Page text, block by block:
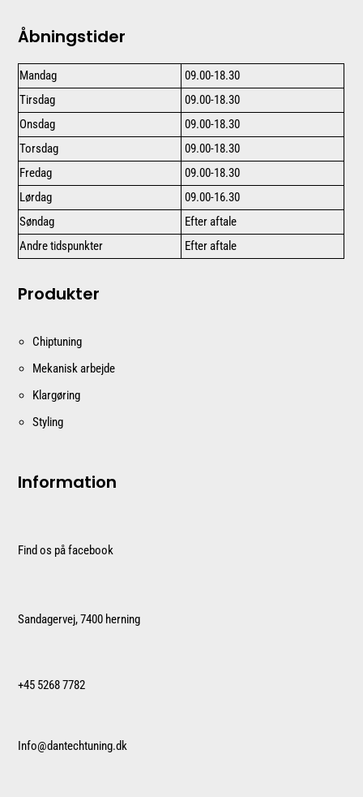
Åbningstider
Mandag
09.00-18.30
Tirsdag
09.00-18.30
Onsdag
09.00-18.30
Torsdag
09.00-18.30
Fredag
09.00-18.30
Lørdag
09.00-16.30
Søndag
Efter aftale
Andre tidspunkter
Efter aftale
Produkter
Chiptuning
Mekanisk arbejde
Klargøring
Styling
Information
Find os på facebook
Sandagervej, 7400 herning
+45 5268 7782
Info@dantechtuning.dk